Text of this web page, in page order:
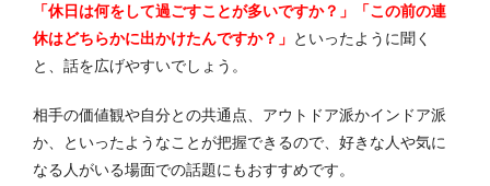
「休日は何をして過ごすことが多いですか？」「この前の連
休はどちらかに出かけたんですか？」 といったように聞く
と、話を広げやすいでしょう。
相手の価値観や自分との共通点、アウトドア派かインドア派
か、といったようなことが把握できるので、好きな人や気に
なる人がいる場面での話題にもおすすめです。